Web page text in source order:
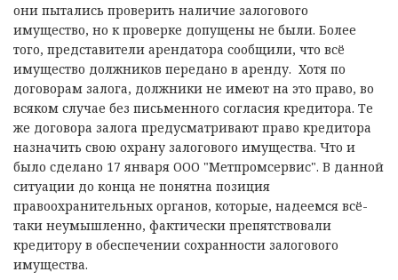
они пытались проверить наличие залогового
имущество, но к проверке допущены не были. Более
того, представители арендатора сообщили, что всё
имущество должников передано в аренду. Хотя по
договорам залога, должники не имеют на это право, во
всяком случае без письменного согласия кредитора. Те
же договора залога предусматривают право кредитора
назначить свою охрану залогового имущества. Что и
было сделано 17 января ООО "Метпромсервис". В данной
ситуации до конца не понятна позиция
правоохранительных органов, которые, надеемся всё-
таки неумышленно, фактически препятствовали
кредитору в обеспечении сохранности залогового
имущества.